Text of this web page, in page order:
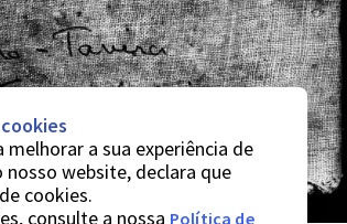
melhorar a sua experiência de
nosso website, declara que
cookies.
consulte a nossa Política de